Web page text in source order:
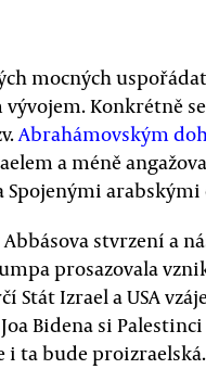
mocných
Konkrétně
Abrahámovským
a méně
Spojenými
stvrzení a
prosazovala
Stát Izrael a USA
Bidena si
i ta bude proizraelská.